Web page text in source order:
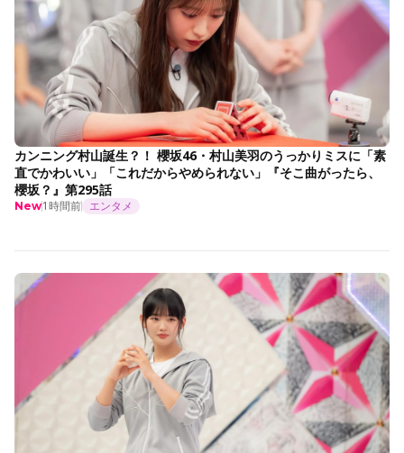
カンニング村山誕生？！ 櫻坂46・村山美羽のうっかりミスに「素
直でかわいい」「これだからやめられない」『そこ曲がったら、
櫻坂？』第295話
New1時間前 エンタメ